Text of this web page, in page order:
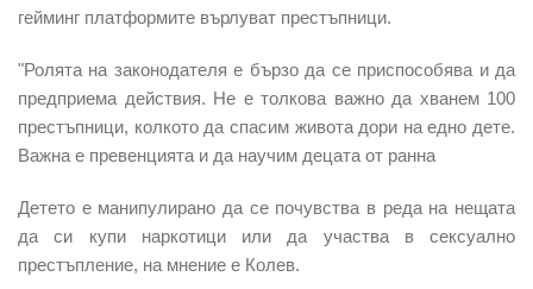
гейминг платформите върлуват престъпници.
"Ролята на законодателя е бързо да се приспособява и да
предприема действия. Не е толкова важно да хванем 100
престъпници, колкото да спасим живота дори на едно дете.
Важна е превенцията и да научим децата от ранна
Детето е манипулирано да се почувства в реда на нещата
да си купи наркотици или да участва в сексуално
престъпление, на мнение е Колев.